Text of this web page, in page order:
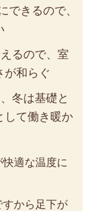
できるので、
るので、室
が和らぐ
冬は基礎と
して働き暖か
適な温度に
から足下が